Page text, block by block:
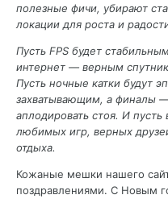
полезные фичи, убирают
локации для роста и
Пусть FPS будет
интернет — верным
Пусть ночные катки будут
захватывающим, а финалы
аплодировать стоя. И пусть
любимых игр, верных
отдыха.
Кожаные мешки нашего
поздравлениями. С Новым